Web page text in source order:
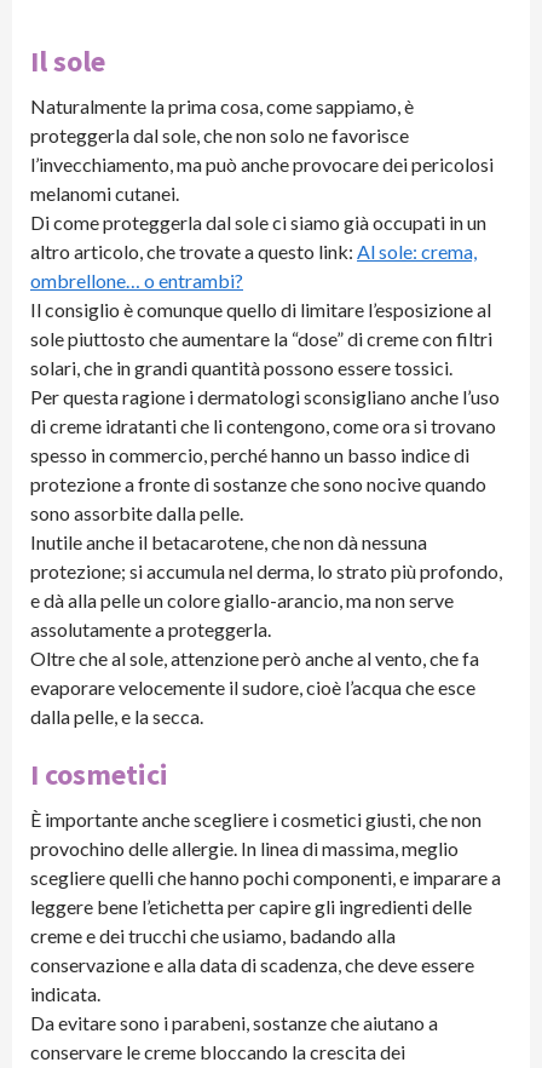
Il sole
Naturalmente la prima cosa, come sappiamo, è
proteggerla dal sole, che non solo ne favorisce
l’invecchiamento, ma può anche provocare dei pericolosi
melanomi cutanei.
Di come proteggerla dal sole ci siamo già occupati in un
altro articolo, che trovate a questo link: Al sole: crema,
ombrellone… o entrambi?
Il consiglio è comunque quello di limitare l’esposizione al
sole piuttosto che aumentare la “dose” di creme con filtri
solari, che in grandi quantità possono essere tossici.
Per questa ragione i dermatologi sconsigliano anche l’uso
di creme idratanti che li contengono, come ora si trovano
spesso in commercio, perché hanno un basso indice di
protezione a fronte di sostanze che sono nocive quando
sono assorbite dalla pelle.
Inutile anche il betacarotene, che non dà nessuna
protezione; si accumula nel derma, lo strato più profondo,
e dà alla pelle un colore giallo-arancio, ma non serve
assolutamente a proteggerla.
Oltre che al sole, attenzione però anche al vento, che fa
evaporare velocemente il sudore, cioè l’acqua che esce
dalla pelle, e la secca.
I cosmetici
È importante anche scegliere i cosmetici giusti, che non
provochino delle allergie. In linea di massima, meglio
scegliere quelli che hanno pochi componenti, e imparare a
leggere bene l’etichetta per capire gli ingredienti delle
creme e dei trucchi che usiamo, badando alla
conservazione e alla data di scadenza, che deve essere
indicata.
Da evitare sono i parabeni, sostanze che aiutano a
conservare le creme bloccando la crescita dei